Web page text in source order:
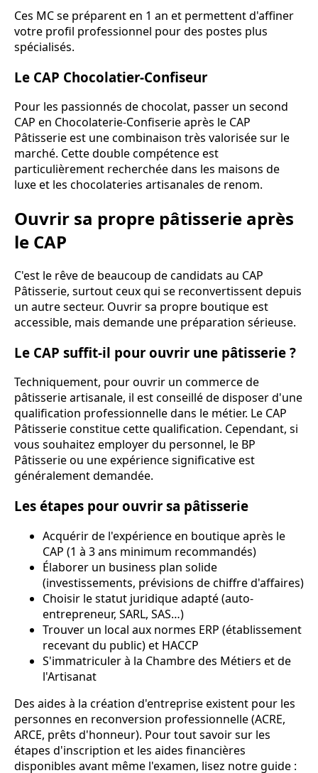
Ces MC se préparent en 1 an et permettent d'affiner
votre profil professionnel pour des postes plus
spécialisés.
Le CAP Chocolatier-Confiseur
Pour les passionnés de chocolat, passer un second
CAP en Chocolaterie-Confiserie après le CAP
Pâtisserie est une combinaison très valorisée sur le
marché. Cette double compétence est
particulièrement recherchée dans les maisons de
luxe et les chocolateries artisanales de renom.
Ouvrir sa propre pâtisserie après
le CAP
C'est le rêve de beaucoup de candidats au CAP
Pâtisserie, surtout ceux qui se reconvertissent depuis
un autre secteur. Ouvrir sa propre boutique est
accessible, mais demande une préparation sérieuse.
Le CAP suffit-il pour ouvrir une pâtisserie ?
Techniquement, pour ouvrir un commerce de
pâtisserie artisanale, il est conseillé de disposer d'une
qualification professionnelle dans le métier. Le CAP
Pâtisserie constitue cette qualification. Cependant, si
vous souhaitez employer du personnel, le BP
Pâtisserie ou une expérience significative est
généralement demandée.
Les étapes pour ouvrir sa pâtisserie
Acquérir de l'expérience en boutique après le
CAP (1 à 3 ans minimum recommandés)
Élaborer un business plan solide
(investissements, prévisions de chiffre d'affaires)
Choisir le statut juridique adapté (auto-
entrepreneur, SARL, SAS…)
Trouver un local aux normes ERP (établissement
recevant du public) et HACCP
S'immatriculer à la Chambre des Métiers et de
l'Artisanat
Des aides à la création d'entreprise existent pour les
personnes en reconversion professionnelle (ACRE,
ARCE, prêts d'honneur). Pour tout savoir sur les
étapes d'inscription et les aides financières
disponibles avant même l'examen, lisez notre guide :